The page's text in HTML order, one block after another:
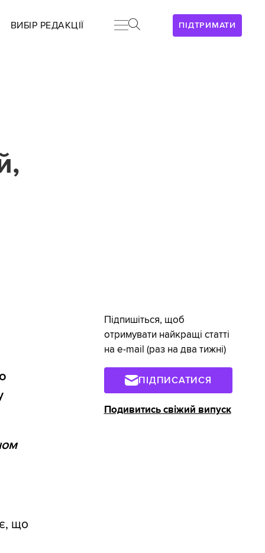
ПІДТРИМАТИ
ВИБІР РЕДАКЦІЇ
що
Підпишіться, щоб
отримувати найкращі статті
на e-mail (раз на два тижні)
ПІДПИСАТИСЯ
Подивитись свіжий випуск